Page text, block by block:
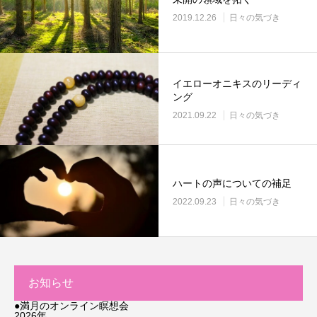
2019.12.26 日々の気づき
イエローオニキスのリーディ
ング
2021.09.22 日々の気づき
ハートの声についての補足
2022.09.23 日々の気づき
お知らせ
●満月のオンライン瞑想会